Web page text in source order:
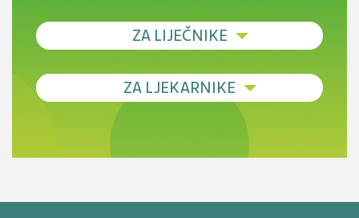
ZA LIJEČNIKE
Debljina - od prevencije do personalizirane
Novi pogled na migrenu: komorbiditeti, spolne
razlike i nove terapije
smetnji do rane onkološke dijagnostike
ZA LJEKARNIKE
Antikoagulansi u ljekarničkoj praksi –